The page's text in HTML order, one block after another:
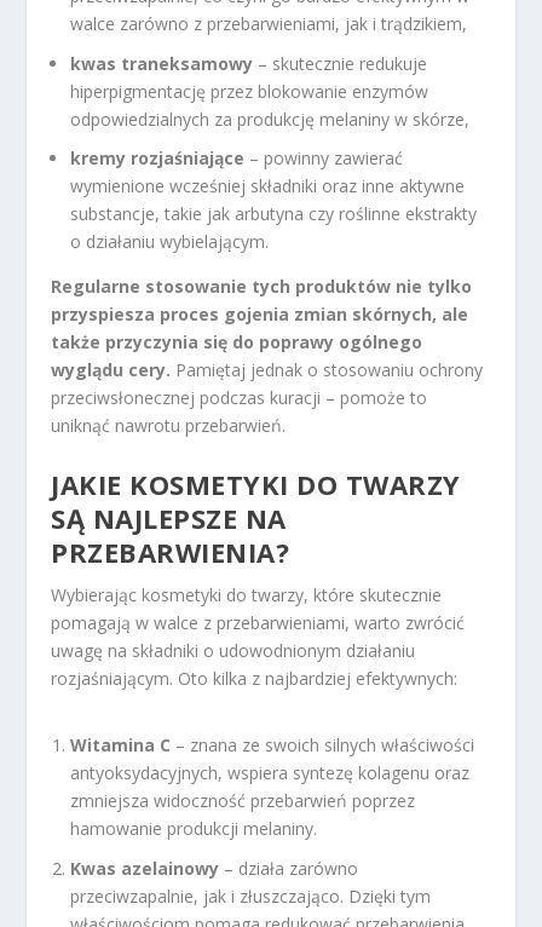
walce zarówno z przebarwieniami, jak i trądzikiem,
kwas traneksamowy – skutecznie redukuje
hiperpigmentację przez blokowanie enzymów
odpowiedzialnych za produkcję melaniny w skórze,
kremy rozjaśniające – powinny zawierać
wymienione wcześniej składniki oraz inne aktywne
substancje, takie jak arbutyna czy roślinne ekstrakty
o działaniu wybielającym.
Regularne stosowanie tych produktów nie tylko
przyspiesza proces gojenia zmian skórnych, ale
także przyczynia się do poprawy ogólnego
wyglądu cery. Pamiętaj jednak o stosowaniu ochrony
przeciwsłonecznej podczas kuracji – pomoże to
uniknąć nawrotu przebarwień.
JAKIE KOSMETYKI DO TWARZY
SĄ NAJLEPSZE NA
PRZEBARWIENIA?
Wybierając kosmetyki do twarzy, które skutecznie
pomagają w walce z przebarwieniami, warto zwrócić
uwagę na składniki o udowodnionym działaniu
rozjaśniającym. Oto kilka z najbardziej efektywnych:
Witamina C – znana ze swoich silnych właściwości
antyoksydacyjnych, wspiera syntezę kolagenu oraz
zmniejsza widoczność przebarwień poprzez
hamowanie produkcji melaniny.
Kwas azelainowy – działa zarówno
przeciwzapalnie, jak i złuszczająco. Dzięki tym